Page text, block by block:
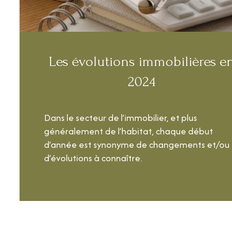
Les évolutions immobilières en
2024
Dans le secteur de l’immobilier, et plus
généralement de l’habitat, chaque début
d’année est synonyme de changements et/ou
d’évolutions à connaître.